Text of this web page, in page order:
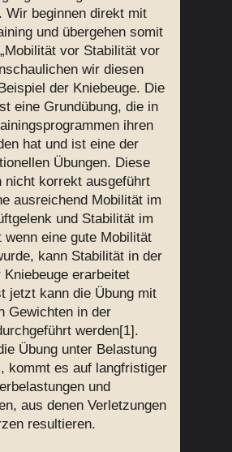
Wir beginnen direkt mit
und übergehen somit
vor Stabilität vor
wir diesen
der Kniebeuge. Die
eine Grundübung, die in
ihren
hat und ist eine der
Übungen. Diese
nicht korrekt ausgeführt
ausreichend Mobilität im
und Stabilität im
wenn eine gute Mobilität
kann Stabilität in der
Kniebeuge erarbeitet
jetzt kann die Übung mit
Gewichten in der
werden[1].
Übung unter Belastung
kommt es auf langfristiger
und
aus denen Verletzungen
resultieren.